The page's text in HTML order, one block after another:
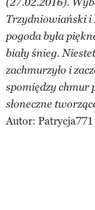
(27.02.2016).
Trzydniowiański i
pogoda była
biały śnieg.
zachmurzyło i
spomiędzy chmur
słoneczne
Autor: Patrycja771